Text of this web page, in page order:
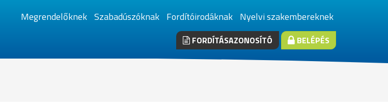
Megrendelőknek Szabadúszóknak Fordítóirodáknak Nyelvi szakembereknek
FORDÍTÁSAZONOSÍTÓ BELÉPÉS